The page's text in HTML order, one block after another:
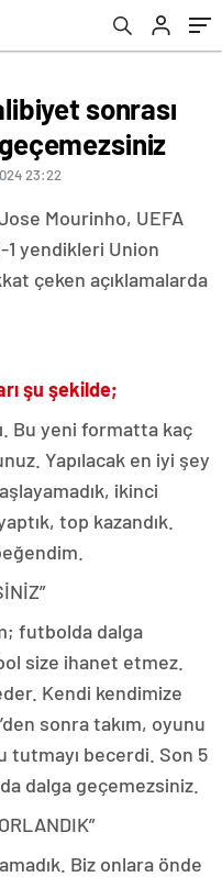
sonrası
23:22
Mourinho, UEFA
1 yendikleri Union
çeken açıklamalarda
şu şekilde;
Bu yeni formatta kaç
Yapılacak en iyi şey
ikinci
top kazandık.
futbolda dalga
size ihanet etmez.
Kendi kendimize
sonra takım, oyunu
tutmayı becerdi. Son 5
dalga geçemezsiniz.
Biz onlara önde